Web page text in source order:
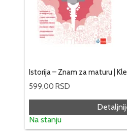
Istorija – Znam za maturu |
599,00 RSD
Na stanju